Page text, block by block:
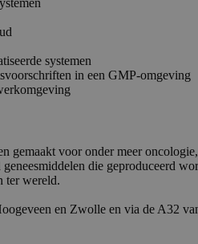
systemen
in een GMP-omgeving
voor onder meer
die geproduceerd
ter wereld.
en Zwolle en via de A32